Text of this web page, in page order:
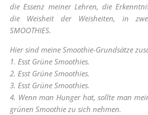
die Essenz meiner Lehren, die
die Weisheit der Weisheiten, in
SMOOTHIES.
Hier sind meine Smoothie-Grundsätze
1. Esst Grüne Smoothies.
2. Esst Grüne Smoothies.
3. Esst Grüne Smoothies.
4. Wenn man Hunger hat, sollte man
grünen Smoothie zu sich nehmen.